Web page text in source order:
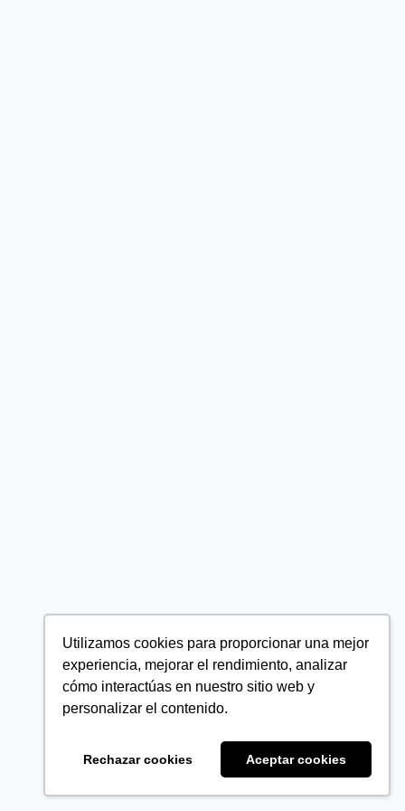
Utilizamos cookies para proporcionar una mejor
experiencia, mejorar el rendimiento, analizar
cómo interactúas en nuestro sitio web y
personalizar el contenido.
Rechazar cookies Aceptar cookies